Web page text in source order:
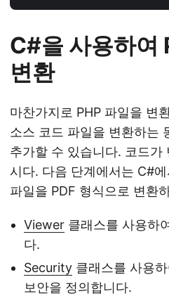
C#을 사용하여
변환
마찬가지로 PHP 파일을 변
소스 코드 파일을 변환하는
추가할 수 있습니다. 코드가
시다. 다음 단계에서는 C#
파일을 PDF 형식으로 변환
Viewer 클래스를 사용하
다.
Security 클래스를 사용
보안을 정의합니다.